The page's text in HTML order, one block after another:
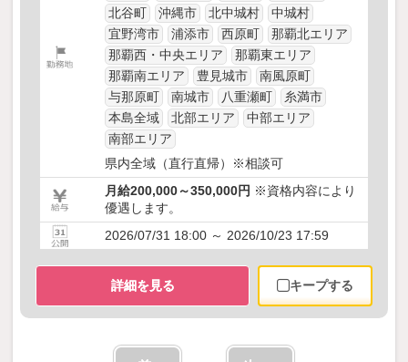
北谷町
沖縄市 北中城村
中城村
宜野湾市
浦添市 西原町
那覇北エリア
那覇西・中央エリア
那覇東エリア
那覇南エリア
豊見城市
南風原町
与那原町
南城市 八重瀬町
糸満市
本島全域
北部エリア
中部エリア
南部エリア
県内全域（直行直帰）※相談可
月給200,000～350,000円 ※資格内容により
優遇します。
2026/07/31 18:00 ～ 2026/10/23 17:59
詳細を見る キープする